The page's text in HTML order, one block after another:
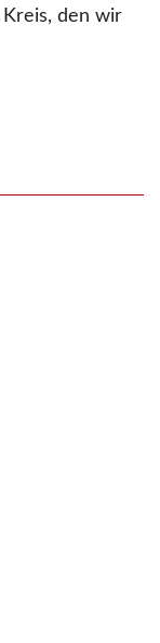
den wir